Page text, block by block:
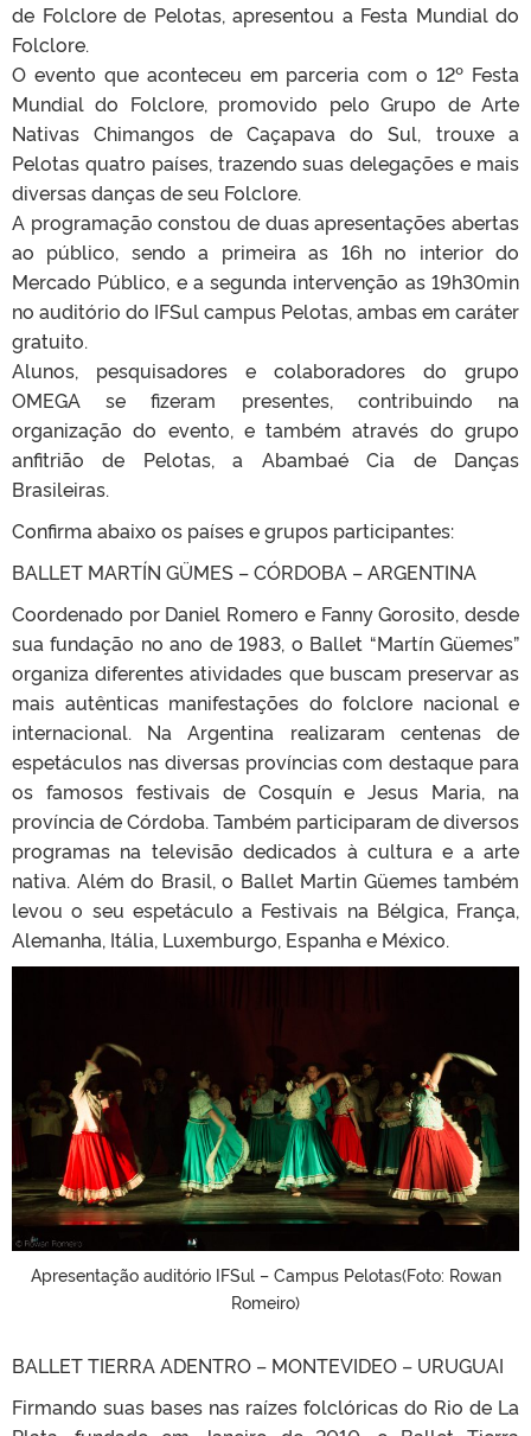
de Folclore de Pelotas, apresentou a Festa Mundial do
Folclore.
O evento que aconteceu em parceria com o 12º Festa
Mundial do Folclore, promovido pelo Grupo de Arte
Nativas Chimangos de Caçapava do Sul, trouxe a
Pelotas quatro países, trazendo suas delegações e mais
diversas danças de seu Folclore.
A programação constou de duas apresentações abertas
ao público, sendo a primeira as 16h no interior do
Mercado Público, e a segunda intervenção as 19h30min
no auditório do IFSul campus Pelotas, ambas em caráter
gratuito.
Alunos, pesquisadores e colaboradores do grupo
OMEGA se fizeram presentes, contribuindo na
organização do evento, e também através do grupo
anfitrião de Pelotas, a Abambaé Cia de Danças
Brasileiras.
Confirma abaixo os países e grupos participantes:
BALLET MARTÍN GÜMES – CÓRDOBA – ARGENTINA
Coordenado por Daniel Romero e Fanny Gorosito, desde
sua fundação no ano de 1983, o Ballet “Martín Güemes”
organiza diferentes atividades que buscam preservar as
mais autênticas manifestações do folclore nacional e
internacional. Na Argentina realizaram centenas de
espetáculos nas diversas províncias com destaque para
os famosos festivais de Cosquín e Jesus Maria, na
província de Córdoba. Também participaram de diversos
programas na televisão dedicados à cultura e a arte
nativa. Além do Brasil, o Ballet Martin Güemes também
levou o seu espetáculo a Festivais na Bélgica, França,
Alemanha, Itália, Luxemburgo, Espanha e México.
Apresentação auditório IFSul – Campus Pelotas(Foto: Rowan
Romeiro)
BALLET TIERRA ADENTRO – MONTEVIDEO – URUGUAI
Firmando suas bases nas raízes folclóricas do Rio de La